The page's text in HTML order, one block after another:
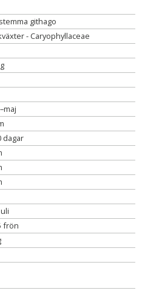
githago
- Caryophyllaceae
dagar
frön